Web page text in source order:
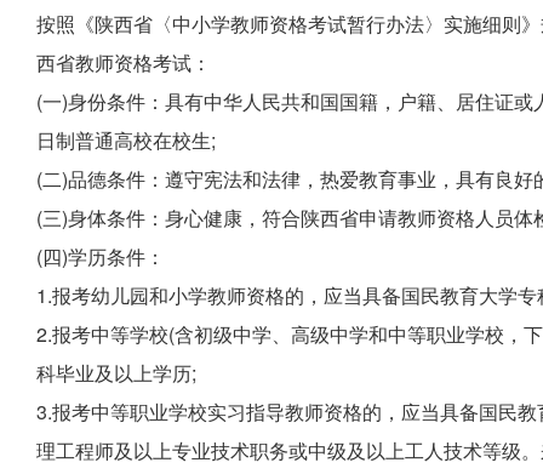
按照《陕西省〈中小学教师资格考试暂行办法〉实施细则
西省教师资格考试：
(一)身份条件：具有中华人民共和国国籍，户籍、居住证
日制普通高校在校生;
(二)品德条件：遵守宪法和法律，热爱教育事业，具有良好
(三)身体条件：身心健康，符合陕西省申请教师资格人员
(四)学历条件：
1.报考幼儿园和小学教师资格的，应当具备国民教育大学
2.报考中等学校(含初级中学、高级中学和中等职业学校，
科毕业及以上学历;
3.报考中等职业学校实习指导教师资格的，应当具备国民
理工程师及以上专业技术职务或中级及以上工人技术等级